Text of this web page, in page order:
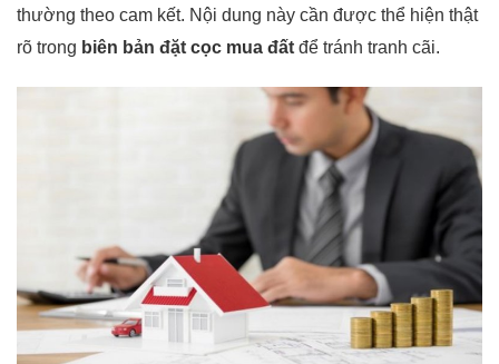
thường theo cam kết. Nội dung này cần được thể hiện thật
rõ trong biên bản đặt cọc mua đất để tránh tranh cãi.